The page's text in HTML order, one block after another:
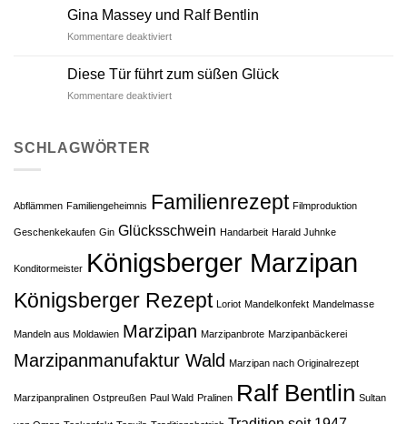
Welt
Hüftgold-
Tour
Gina Massey und Ralf Bentlin
Kommentare deaktiviertfür
und
Ralf
Die­se Tür führt zum süßen Glück
Kommentare deaktiviertfür
Glück
SCHLAGWÖRTER
Abflämmen Familiengeheimnis Familienrezept Filmproduktion
Geschenkekaufen Gin Glücksschwein Handarbeit Ha­rald Juhn­ke
Konditormeister Königsberger Marzipan
Königsberger Rezept Lo­ri­ot Mandelkonfekt Mandelmasse
Mandeln aus Moldawien Marzipan Marzipanbrote Marzipanbäckerei
Marzipanmanufaktur Wald Marzipan nach Originalrezept
Marzipanpralinen Ostpreußen Paul Wald Pralinen Ralf Bentlin Sul­tan